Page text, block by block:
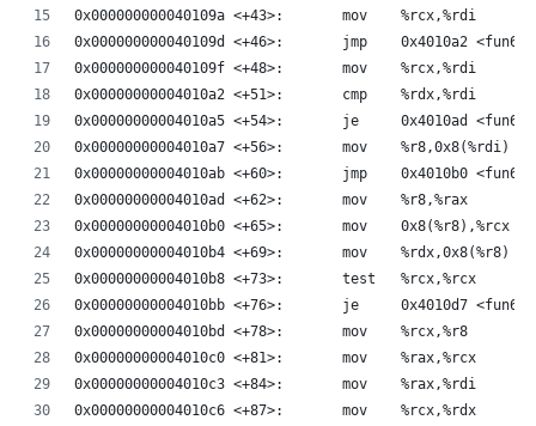
0x000000000040109a <+43>:	mov    %rcx,%rdi
0x000000000040109d <+46>:	jmp    0x4010a2
0x000000000040109f <+48>:	mov    %rcx,%rdi
0x00000000004010a2 <+51>:	cmp    %rdx,%rdi
0x00000000004010a5 <+54>:	je     0x4010ad
0x00000000004010a7 <+56>:	mov    %r8,0x8(%rdi)
0x00000000004010ab <+60>:	jmp    0x4010b0
0x00000000004010ad <+62>:	mov    %r8,%rax
0x00000000004010b0 <+65>:	mov    0x8(%r8),%rcx
0x00000000004010b4 <+69>:	mov    %rdx,0x8(%r8)
0x00000000004010b8 <+73>:	test   %rcx,%rcx
0x00000000004010bb <+76>:	je     0x4010d7
0x00000000004010bd <+78>:	mov    %rcx,%r8
0x00000000004010c0 <+81>:	mov    %rax,%rcx
0x00000000004010c3 <+84>:	mov    %rax,%rdi
0x00000000004010c6 <+87>:	mov    %rcx,%rdx